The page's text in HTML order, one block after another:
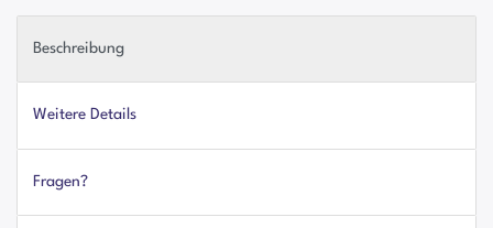
Beschreibung
Weitere Details
Fragen?